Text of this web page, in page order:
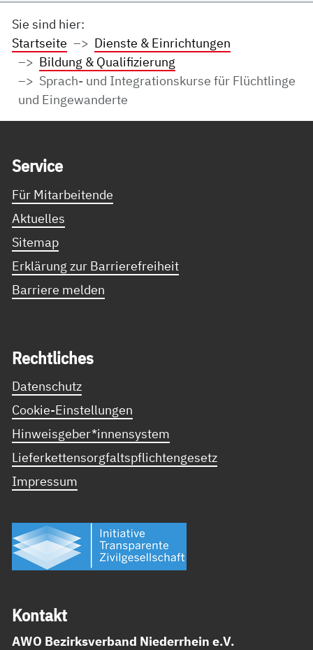
Sie sind hier:
Startseite
Dienste & Einrichtungen
Bildung & Qualifizierung
Sprach- und Integrationskurse für Flüchtlinge
und Eingewanderte
Ser­vice
Für Mitarbeitende
Aktuelles
Sitemap
Erklärung zur Barrierefreiheit
Barriere melden
Recht­li­ches
Datenschutz
Cookie-Einstellungen
Hinweisgeber*innensystem
Lieferkettensorgfaltspflichtengesetz
Impressum
Kon­takt
AWO Bezirksverband Niederrhein e.V.